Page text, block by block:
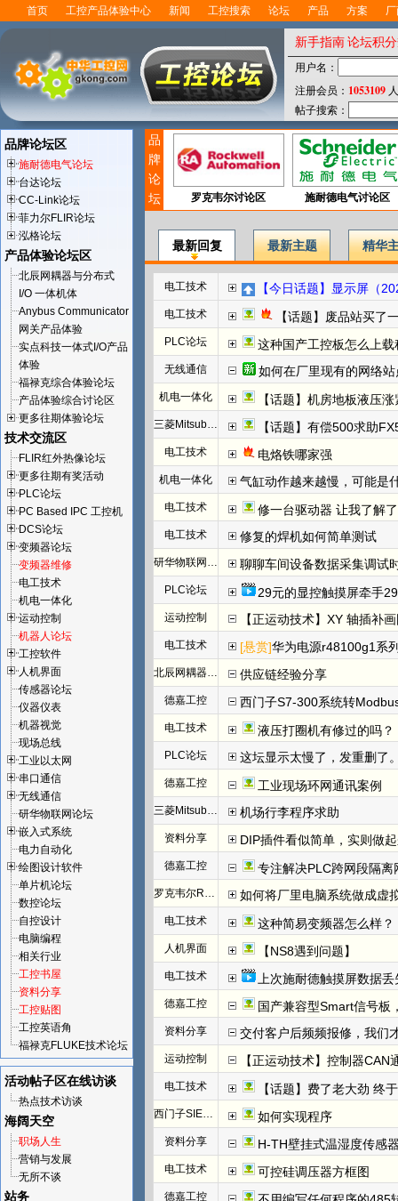
首页 工控产品体验中心 新闻 工控搜索 论坛 产品 方案
新手指南论坛积
用户名：
注册会员： 1053109
帖子搜索：
品牌论坛区
施耐德电气论坛
台达论坛
CC-Link论坛
菲力尔FLIR论坛
泓格论坛
产品体验论坛区
北辰网耦器与分布式
I/O 一体机体
Anybus Communicator
网关产品体验
实点科技一体式I/O产品
体验
福禄克综合体验论坛
产品体验综合讨论区
更多往期体验论坛
技术交流区
FLIR红外热像论坛
更多往期有奖活动
PLC论坛
PC Based IPC 工控机
DCS论坛
变频器论坛
变频器维修
电工技术
机电一体化
运动控制
机器人论坛
工控软件
人机界面
传感器论坛
仪器仪表
机器视觉
现场总线
工业以太网
串口通信
无线通信
研华物联网论坛
嵌入式系统
电力自动化
绘图设计软件
单片机论坛
数控论坛
自控设计
电脑编程
相关行业
工控书屋
资料分享
工控贴图
工控英语角
福禄克FLUKE技术论坛
活动帖子区在线访谈
热点技术访谈
海阔天空
职场人生
营销与发展
无所不谈
站务
品
牌
论
坛
罗克韦尔讨论区 施耐德电气讨论区
最新回复 最新主题 精华
电工技术 【今日话题】显示屏（
电工技术 【话题】废品站买了
PLC论坛 这种国产工控板怎么上
无线通信 如何在厂里现有的网络
机电一体化 【话题】机房地板液压
三菱Mitsubishi 【话题】有偿500求助
电工技术 电烙铁哪家强
机电一体化 气缸动作越来越慢，可能是
电工技术 修一台驱动器 让我了解
电工技术 修复的焊机如何简单测试
研华物联网论坛 聊聊车间设备数据采集调试
PLC论坛 29元的显控触摸屏牵手
运动控制 【正运动技术】XY 轴插补
电工技术 [悬赏]华为电源r48100g1系
北辰网耦器与分布式 I/O 一体机体 供应链经验分享
德嘉工控 西门子S7-300系统转
电工技术 液压打圈机有修过的吗？
PLC论坛 这坛显示太慢了，发重删了
德嘉工控 工业现场环网通讯案例
三菱Mitsubishi 机场行李程序求助
资料分享 DIP插件看似简单，实则做
德嘉工控 专注解决PLC跨网段隔离
罗克韦尔Rockwell(AB) 如何将厂里电脑系统做成虚
电工技术 这种简易变频器怎么样？
人机界面 【NS8遇到问题】
电工技术 上次施耐德触摸屏数据丢
德嘉工控 国产兼容型Smart信号板，通
资料分享 交付客户后频频报修，我们才
运动控制 【正运动技术】控制器
电工技术 【话题】费了老大劲 终于
西门子SIEMENS 如何实现程序
资料分享 H-TH壁挂式温湿度传感
电工技术 可控硅调压器方框图
德嘉工控